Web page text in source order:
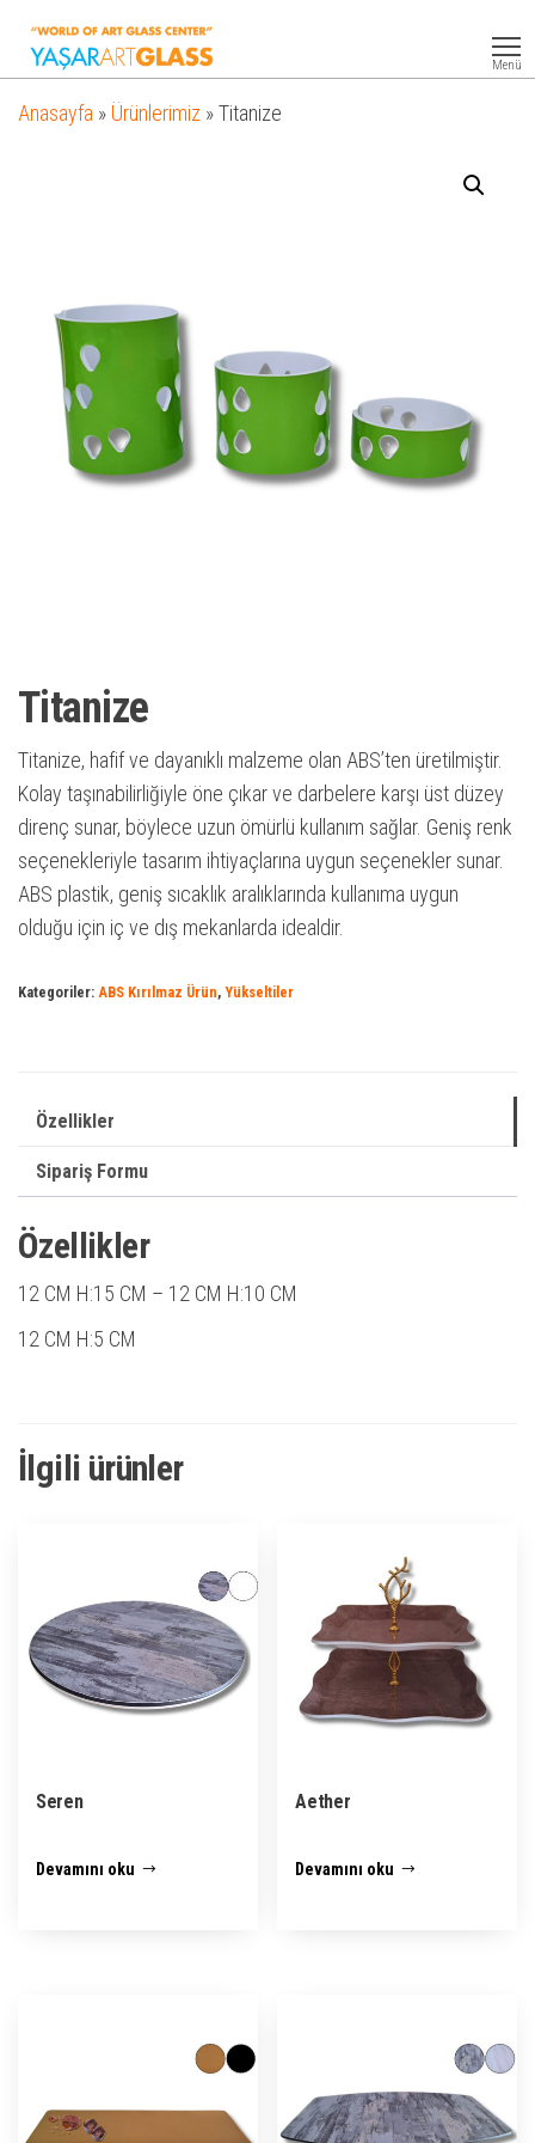
Glass
Menü
Anasayfa » Ürünlerimiz »Titanize
Titanize
Titanize, hafif ve dayanıklı malzeme olan ABS’ten üretilmiştir.
Kolay taşınabilirliğiyle öne çıkar ve darbelere karşı üst düzey
direnç sunar, böylece uzun ömürlü kullanım sağlar. Geniş renk
seçenekleriyle tasarım ihtiyaçlarına uygun seçenekler sunar.
ABS plastik, geniş sıcaklık aralıklarında kullanıma uygun
olduğu için iç ve dış mekanlarda idealdir.
Kategoriler: ABS Kırılmaz Ürün, Yükseltiler
Özellikler
Sipariş Formu
Özellikler
12 CM H:15 CM – 12 CM H:10 CM
12 CM H:5 CM
İlgili ürünler
Seren
Devamını oku
Aether
Devamını oku